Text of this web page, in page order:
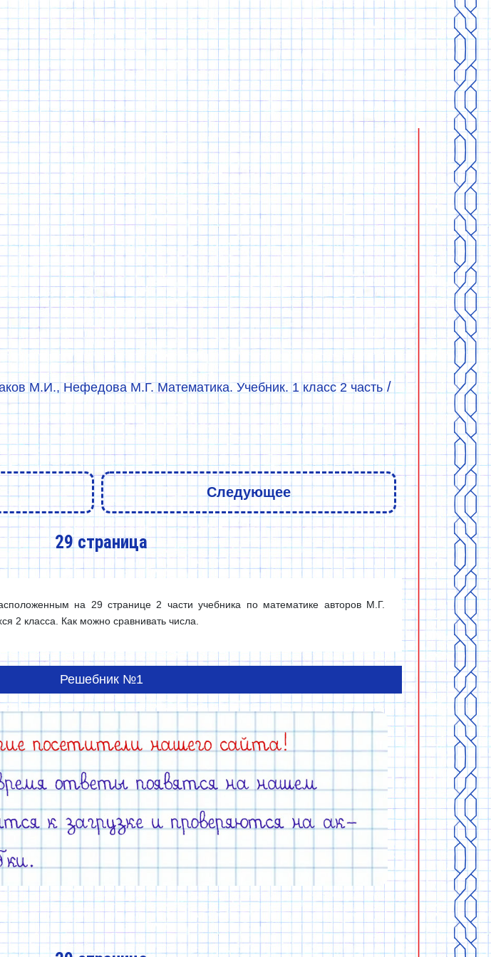
М.И., Нефедова М.Г. Математика. Учебник. 1 класс 2 часть/
Следующее
29 страница
на 29 странице 2 части учебника по математике авторов М.Г.
класса. Как можно сравнивать числа.
Решебник №1